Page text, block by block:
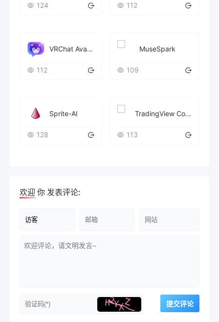
124 112
VRChat Avatar Maker
112
MuseSpark
109
Sprite-AI
128
TradingView Copier Pro
113
欢迎 你 发表评论: